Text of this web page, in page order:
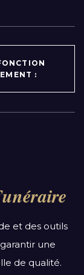
:
et des outils
une
de qualité.